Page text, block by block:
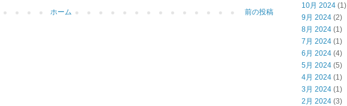
前の投稿
ホーム
10月 2024 (1)
9月 2024 (2)
8月 2024 (1)
7月 2024 (1)
6月 2024 (4)
5月 2024 (5)
4月 2024 (1)
3月 2024 (1)
2月 2024 (3)